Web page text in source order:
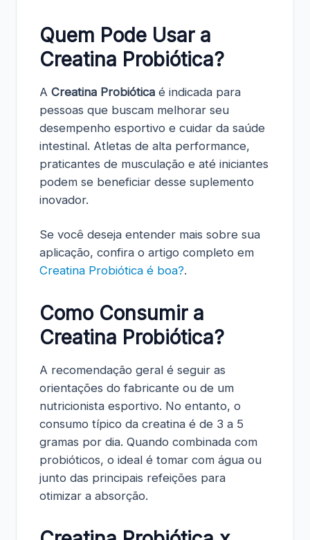
Quem Pode Usar a
Creatina Probiótica?
A Creatina Probiótica é indicada para
pessoas que buscam melhorar seu
desempenho esportivo e cuidar da saúde
intestinal. Atletas de alta performance,
praticantes de musculação e até iniciantes
podem se beneficiar desse suplemento
inovador.
Se você deseja entender mais sobre sua
aplicação, confira o artigo completo em
Creatina Probiótica é boa?.
Como Consumir a
Creatina Probiótica?
A recomendação geral é seguir as
orientações do fabricante ou de um
nutricionista esportivo. No entanto, o
consumo típico da creatina é de 3 a 5
gramas por dia. Quando combinada com
probióticos, o ideal é tomar com água ou
junto das principais refeições para
otimizar a absorção.